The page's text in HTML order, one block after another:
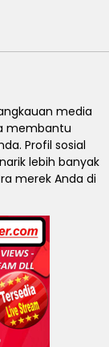
media
membantu
Profil sosial
lebih banyak
merek Anda di